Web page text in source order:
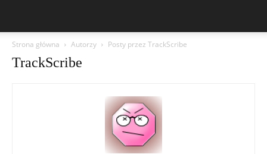
Strona główna Autorzy Posty przez TrackScribe
TrackScribe